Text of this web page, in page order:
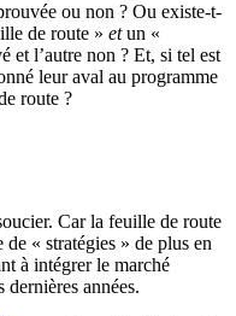
ou non ? Ou existe-t-
de route » etun «
et l’autre non ? Et, si tel est
leur aval au programme
route ?
Car la feuille de route
de « stratégies » de plus en
à intégrer le marché
années.